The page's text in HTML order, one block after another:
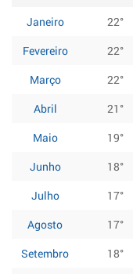
Janeiro
22°
Fevereiro
22°
Março
22°
Abril
21°
Maio
19°
Junho
18°
Julho
17°
Agosto
17°
Setembro
18°